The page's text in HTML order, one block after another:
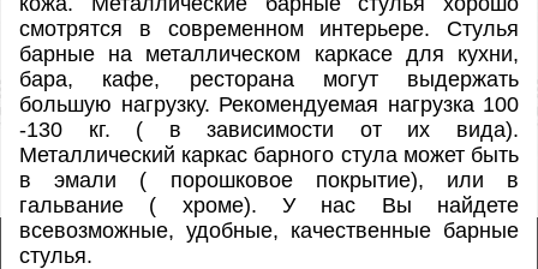
смотрятся в современном интерьере. Стулья
барные на металлическом каркасе для кухни,
бара, кафе, ресторана могут выдержать
большую нагрузку. Рекомендуемая нагрузка 100
-130 кг. ( в зависимости от их вида).
Металлический каркас барного стула может быть
в эмали ( порошковое покрытие), или в
гальвание ( хроме). У нас Вы найдете
всевозможные, удобные, качественные барные
стулья.